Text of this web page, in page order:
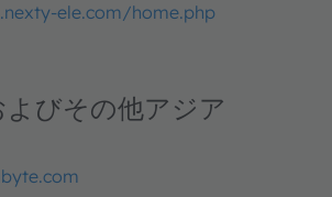
ele.com/home.php
よびその他アジア